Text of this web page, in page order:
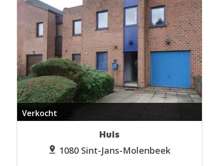
Verkocht
Huis
1080 Sint-Jans-Molenbeek